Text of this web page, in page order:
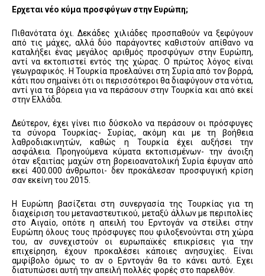
Ερχεται νέο κύμα προσφύγων στην Ευρώπη;
Πιθανότατα όχι. Δεκάδες χιλιάδες προσπαθούν να ξεφύγουν
από τις μάχες, αλλά δύο παράγοντες καθιστούν απίθανο να
καταλήξει ένας μεγάλος αριθμός προσφύγων στην Ευρώπη,
αντί να εκτοπιστεί εντός της χώρας. Ο πρώτος λόγος είναι
γεωγραφικός. Η Τουρκία προελαύνει στη Συρία από τον βορρά,
κάτι που σημαίνει ότι οι περισσότεροι θα διαφύγουν στα νότια,
αντί για τα βόρεια για να περάσουν στην Τουρκία και από εκεί
στην Ελλάδα.
Δεύτερον, έχει γίνει πιο δύσκολο να περάσουν οι πρόσφυγες
τα σύνορα Τουρκίας- Συρίας, ακόμη και με τη βοήθεια
λαθροδιακινητών, καθώς η Τουρκία έχει αυξήσει την
ασφάλεια. Προηγούμενα κύματα εκτοπισμένων- την άνοιξη
όταν εξαιτίας μαχών στη βορειοανατολική Συρία έφυγαν από
εκεί 400.000 άνθρωποι- δεν προκάλεσαν προσφυγική κρίση
σαν εκείνη του 2015.
Η Ευρώπη βασίζεται στη συνεργασία της Τουρκίας για τη
διαχείριση του μεταναστευτικού, μεταξύ άλλων με περιπολίες
στο Αιγαίο, οπότε η απειλή του Ερντογάν να στείλει στην
Ευρώπη όλους τους πρόσφυγες που φιλοξενούνται στη χώρα
του, αν συνεχιστούν οι ευρωπαϊκές επικρίσεις για την
επιχείρηση, έχουν προκαλέσει κάποιες ανησυχίες. Είναι
αμφίβολο όμως το αν ο Ερντογάν θα το κάνει αυτό. Εχει
διατυπώσει αυτή την απειλή πολλές φορές στο παρελθόν.